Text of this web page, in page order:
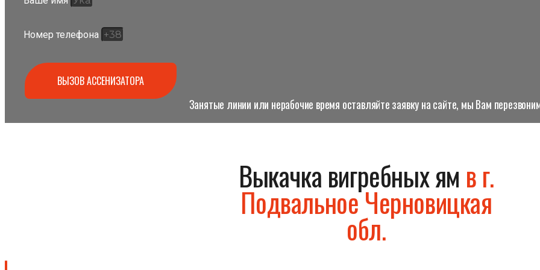
Номер телефона
ВЫЗОВ АССЕНИЗАТОРА
Занятые линии или нерабочие время оставляйте заявку на сайте, мы Вам
Выкачка вигребных ям в г.
Подвальное Черновицкая
обл.